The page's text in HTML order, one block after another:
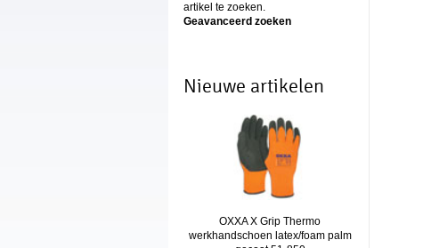
artikel te zoeken.
Geavanceerd zoeken
Nieuwe artikelen
OXXA X Grip Thermo
werkhandschoen latex/foam palm